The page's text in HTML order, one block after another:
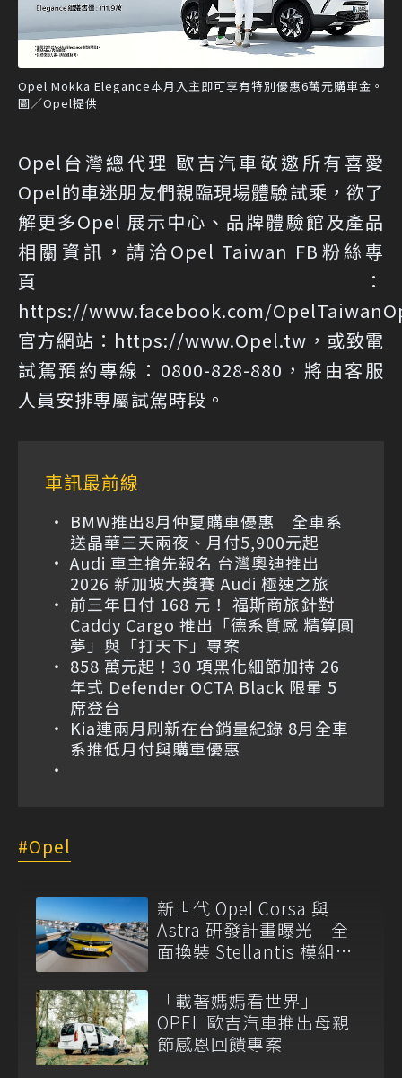
Opel Mokka Elegance本月入主即可享有特別優惠6萬元購車金。
圖／Opel提供
Opel台灣總代理 歐吉汽車敬邀所有喜愛
Opel的車迷朋友們親臨現場體驗試乘，欲了
解更多Opel 展示中心、品牌體驗館及產品
相關資訊，請洽Opel Taiwan FB粉絲專
頁：
https://www.facebook.com/
官方網站： https://www.Opel.tw ，或致電
試駕預約專線：0800-828-880，將由客服
人員安排專屬試駕時段。
車訊最前線
BMW推出8月仲夏購車優惠 全車系
送晶華三天兩夜、月付5,900元起
Audi 車主搶先報名 台灣奧迪推出
2026 新加坡大獎賽 Audi 極速之旅
前三年日付 168 元！ 福斯商旅針對
Caddy Cargo 推出「德系質感 精算圓
夢」與「打天下」專案
858 萬元起！30 項黑化細節加持 26
年式 Defender OCTA Black 限量 5
席登台
Kia連兩月刷新在台銷量紀錄 8月全車
系推低月付與購車優惠
Opel
新世代 Opel Corsa 與
Astra 研發計畫曝光 全
面換裝 Stellantis 模組化
「載著媽媽看世界」
OPEL 歐吉汽車推出母親
節感恩回饋專案